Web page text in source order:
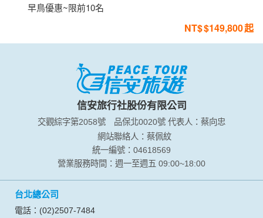
早鳥優惠~限前10名
$149,800
信安旅行社股份有限公司
交觀綜字第2058號 品保北0020號 代表人：蔡向忠
網站聯絡人：蔡佩紋
統一編號：04618569
營業服務時間：週一至週五 09:00~18:00
台北總公司
電話：(02)2507-7484